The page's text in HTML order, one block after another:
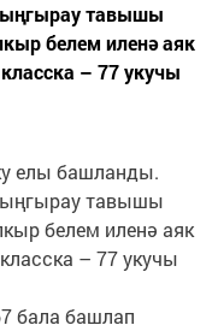
тавышы
белем иленә аяк
– 77 укучы
елы башланды.
тавышы
белем иленә аяк
– 77 укучы
бала башлап